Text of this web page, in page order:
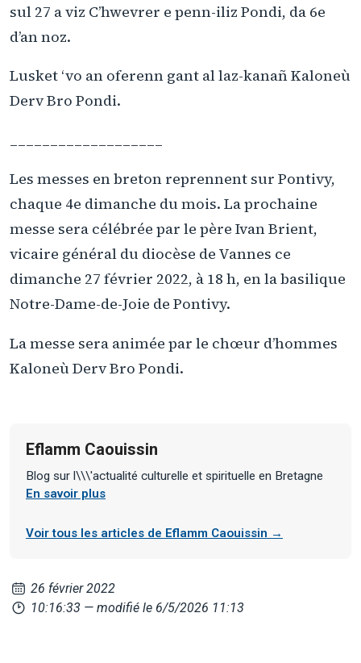
sul 27 a viz C’hwevrer e penn-iliz Pondi, da 6e
d’an noz.
Lusket ‘vo an oferenn gant al laz-kanañ Kaloneù
Derv Bro Pondi.
Les messes en breton reprennent sur Pontivy,
chaque 4e dimanche du mois. La prochaine
messe sera célébrée par le père Ivan Brient,
vicaire général du diocèse de Vannes ce
dimanche 27 février 2022, à 18 h, en la basilique
Notre-Dame-de-Joie de Pontivy.
La messe sera animée par le chœur d’hommes
Kaloneù Derv Bro Pondi.
Eflamm Caouissin
Blog sur l\\\'actualité culturelle et spirituelle en Bretagne
En savoir plus
Voir tous les articles de Eflamm Caouissin →
26 février 2022
10:16:33 — modifié le 6/5/2026 11:13